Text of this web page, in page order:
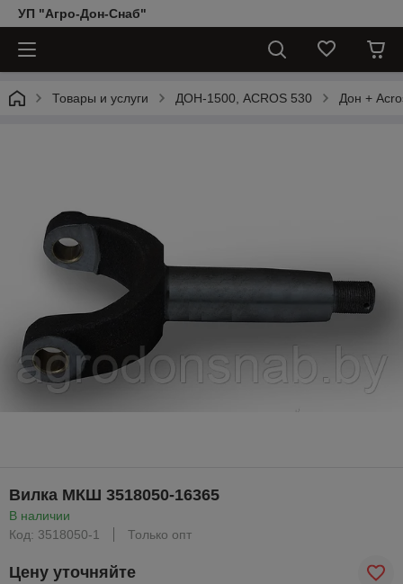
УП "Агро-Дон-Снаб"
Товары и услуги ДОН-1500, АCROS 530 Дон +
Вилка МКШ 3518050-16365
В наличии
Код: 3518050-1
Только опт
Цену уточняйте